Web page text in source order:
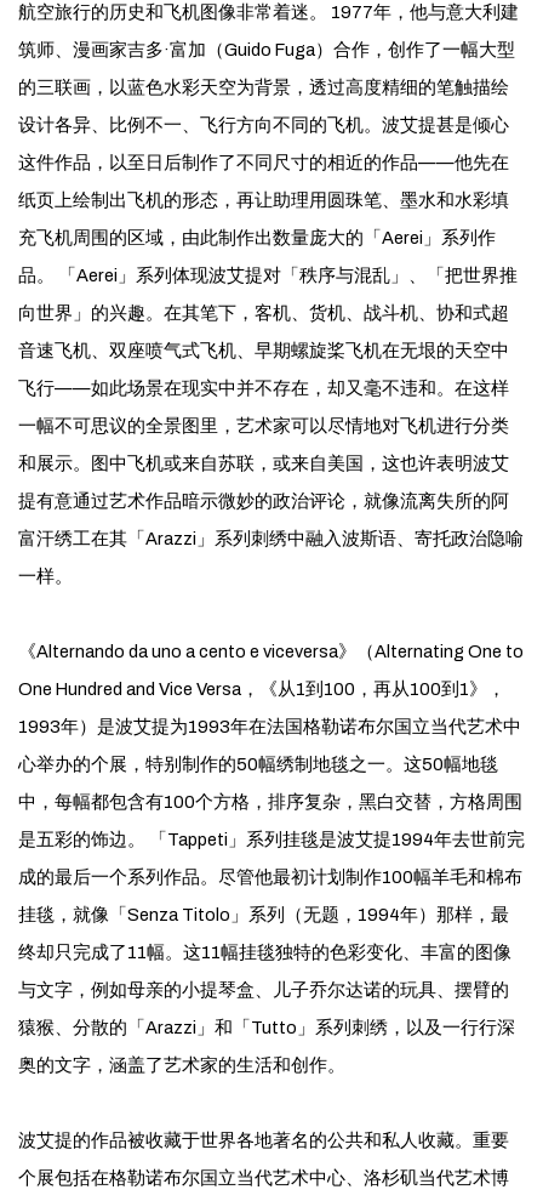
航空旅行的历史和飞机图像非常着迷。 1977年，他与意大利建
筑师、漫画家吉多·富加（Guido Fuga）合作，创作了一幅大型
的三联画，以蓝色水彩天空为背景，透过高度精细的笔触描绘
设计各异、比例不一、飞行方向不同的飞机。波艾提甚是倾心
这件作品，以至日后制作了不同尺寸的相近的作品——他先在
纸页上绘制出飞机的形态，再让助理用圆珠笔、墨水和水彩填
充飞机周围的区域，由此制作出数量庞大的「Aerei」系列作
品。 「Aerei」系列体现波艾提对「秩序与混乱」、「把世界推
向世界」的兴趣。在其笔下，客机、货机、战斗机、协和式超
音速飞机、双座喷气式飞机、早期螺旋桨飞机在无垠的天空中
飞行——如此场景在现实中并不存在，却又毫不违和。在这样
一幅不可思议的全景图里，艺术家可以尽情地对飞机进行分类
和展示。图中飞机或来自苏联，或来自美国，这也许表明波艾
提有意通过艺术作品暗示微妙的政治评论，就像流离失所的阿
富汗绣工在其「Arazzi」系列刺绣中融入波斯语、寄托政治隐喻
一样。
《Alternando da uno a cento e viceversa》（Alternating One to
One Hundred and Vice Versa，《从1到100，再从100到1》，
1993年）是波艾提为1993年在法国格勒诺布尔国立当代艺术中
心举办的个展，特别制作的50幅绣制地毯之一。这50幅地毯
中，每幅都包含有100个方格，排序复杂，黑白交替，方格周围
是五彩的饰边。 「Tappeti」系列挂毯是波艾提1994年去世前完
成的最后一个系列作品。尽管他最初计划制作100幅羊毛和棉布
挂毯，就像「Senza Titolo」系列（无题，1994年）那样，最
终却只完成了11幅。这11幅挂毯独特的色彩变化、丰富的图像
与文字，例如母亲的小提琴盒、儿子乔尔达诺的玩具、摆臂的
猿猴、分散的「Arazzi」和「Tutto」系列刺绣，以及一行行深
奥的文字，涵盖了艺术家的生活和创作。
波艾提的作品被收藏于世界各地著名的公共和私人收藏。重要
个展包括在格勒诺布尔国立当代艺术中心、洛杉矶当代艺术博